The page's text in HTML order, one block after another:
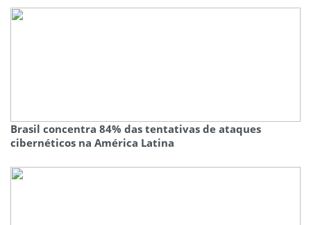
Brasil concentra 84% das tentativas de ataques
cibernéticos na América Latina